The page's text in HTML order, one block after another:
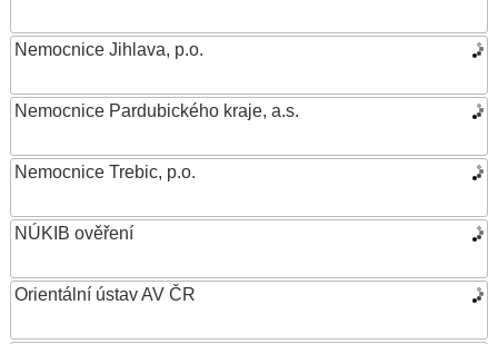
Nemocnice Jihlava, p.o.
Nemocnice Pardubického kraje, a.s.
Nemocnice Trebic, p.o.
NÚKIB ověření
Orientální ústav AV ČR